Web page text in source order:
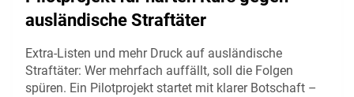
ausländische Straftäter
Extra-Listen und mehr Druck auf ausländische
Straftäter: Wer mehrfach auffällt, soll die Folgen
spüren. Ein Pilotprojekt startet mit klarer Botschaft –